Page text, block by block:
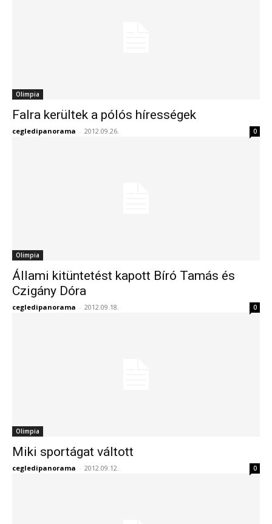
Olimpia
Falra kerültek a pólós hírességek
cegledipanorama - 2012.09.26. 0
Olimpia
Állami kitüntetést kapott Bíró Tamás és
Czigány Dóra
cegledipanorama - 2012.09.18. 0
Olimpia
Miki sportágat váltott
cegledipanorama - 2012.09.12. 0